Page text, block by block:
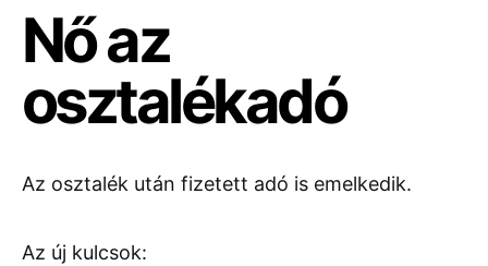
Nő az
osztalékadó
Az osztalék után fizetett adó is emelkedik.
Az új kulcsok: